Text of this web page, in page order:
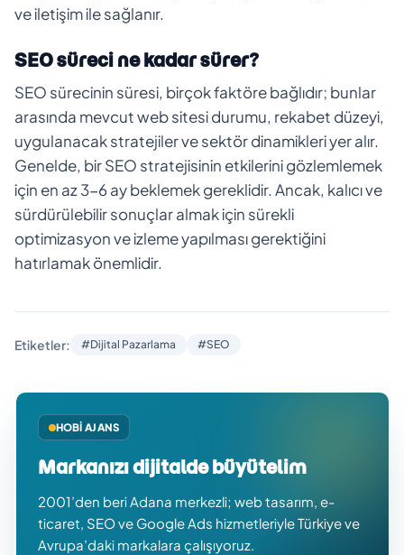
ve iletişim ile sağlanır.
SEO süreci ne kadar sürer?
SEO sürecinin süresi, birçok faktöre bağlıdır; bunlar
arasında mevcut web sitesi durumu, rekabet düzeyi,
uygulanacak stratejiler ve sektör dinamikleri yer alır.
Genelde, bir SEO stratejisinin etkilerini gözlemlemek
için en az 3-6 ay beklemek gereklidir. Ancak, kalıcı ve
sürdürülebilir sonuçlar almak için sürekli
optimizasyon ve izleme yapılması gerektiğini
hatırlamak önemlidir.
Etiketler: #Dijital Pazarlama #SEO
HOBI AJANS
Markanızı dijitalde büyütelim
2001’den beri Adana merkezli; web tasarım, e-
ticaret, SEO ve Google Ads hizmetleriyle Türkiye ve
Avrupa’daki markalara çalışıyoruz.